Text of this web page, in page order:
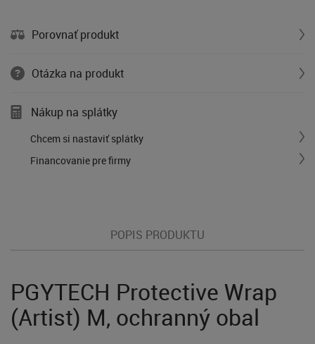
Porovnať produkt
Otázka na produkt
Nákup na splátky
Chcem si nastaviť splátky
Financovanie pre firmy
POPIS PRODUKTU
PGYTECH Protective Wrap
(Artist) M, ochranný obal